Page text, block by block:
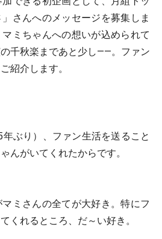
さんへのメッセージを募集しま
ミちゃんへの想いが込められて
千秋楽まであと少し――。ファン
紹介します。
ぶり）、ファン生活を送ること
んがいてくれたからです。
ミさんの全てが大好き。特にフ
くれるところ、だ～い好き。